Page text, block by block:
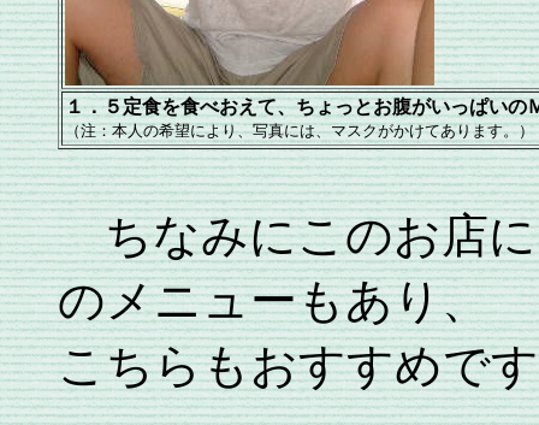
１．５定食を食べおえて、ちょっとお腹がいっぱいの
（注：本人の希望により、写真には、マスクがかけてあります。）
ちなみにこのお店に
のメニューもあり、
こちらもおすすめで